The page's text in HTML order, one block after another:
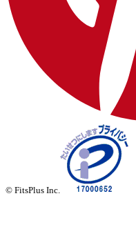
© FitsPlus Inc.